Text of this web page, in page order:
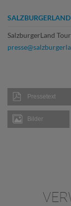
SalzburgerLand
Pressetext
Bilder